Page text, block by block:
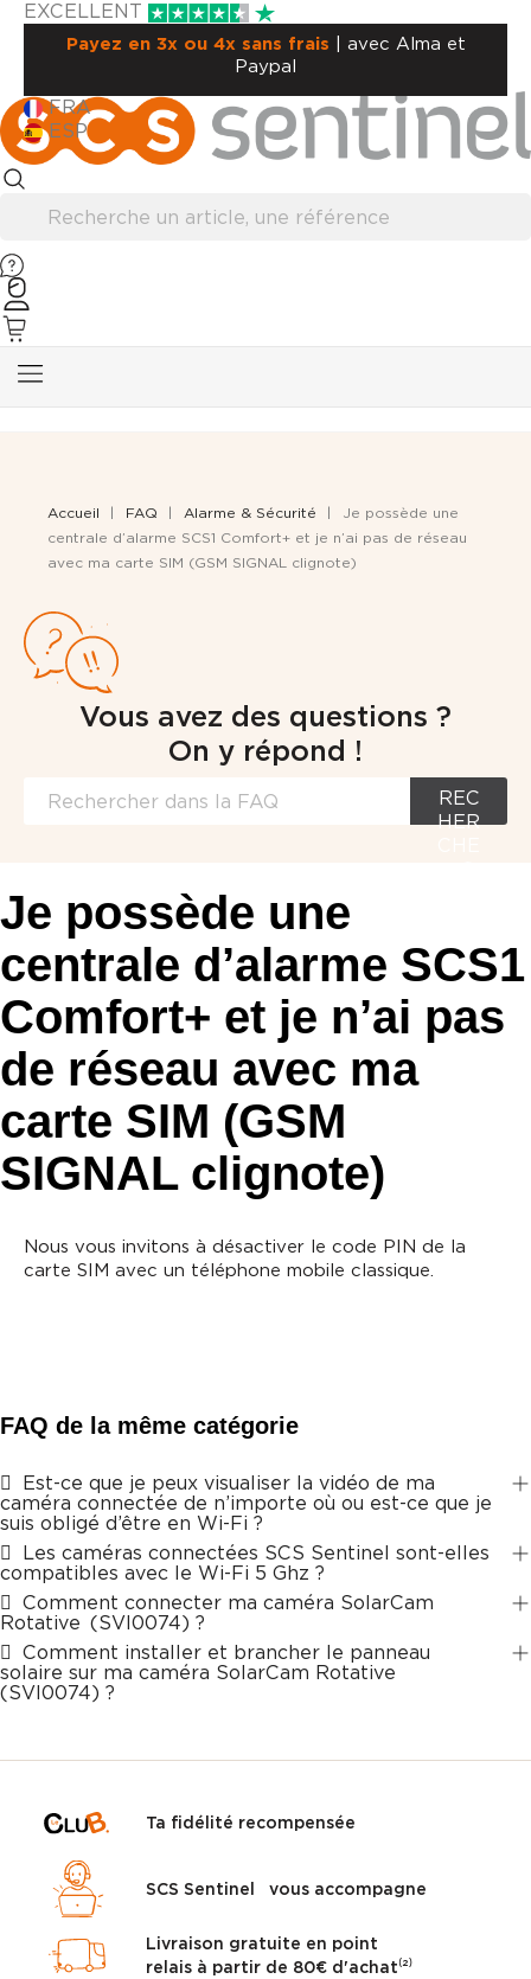
EXCELLENT
Payez en 3x ou 4x sans frais | avec Alma et
Paypal
FRA
ESP
Accueil FAQ Alarme & Sécurité
Je possède une
centrale d’alarme SCS1 Comfort+ et je n’ai pas de réseau
avec ma carte SIM (GSM SIGNAL clignote)
Vous avez des questions ?
On y répond !
REC
HER
Je possède une
centrale d’alarme SCS1
Comfort+ et je n’ai pas
de réseau avec ma
carte SIM (GSM
SIGNAL clignote)
Nous vous invitons à désactiver le code PIN de la
carte SIM avec un téléphone mobile classique.
FAQ de la même catégorie
Est-ce que je peux visualiser la vidéo de ma
caméra connectée de n’importe où ou est-ce que je
suis obligé d’être en Wi-Fi ?
Les caméras connectées SCS Sentinel sont-elles
compatibles avec le Wi-Fi 5 Ghz ?
Comment connecter ma caméra SolarCam
Rotative (SVI0074) ?
Comment installer et brancher le panneau
solaire sur ma caméra SolarCam Rotative
(SVI0074) ?
Ta fidélité recompensée
SCS Sentinel vous accompagne
Livraison gratuite en point
relais à partir de 80€ d'achat⁽²⁾